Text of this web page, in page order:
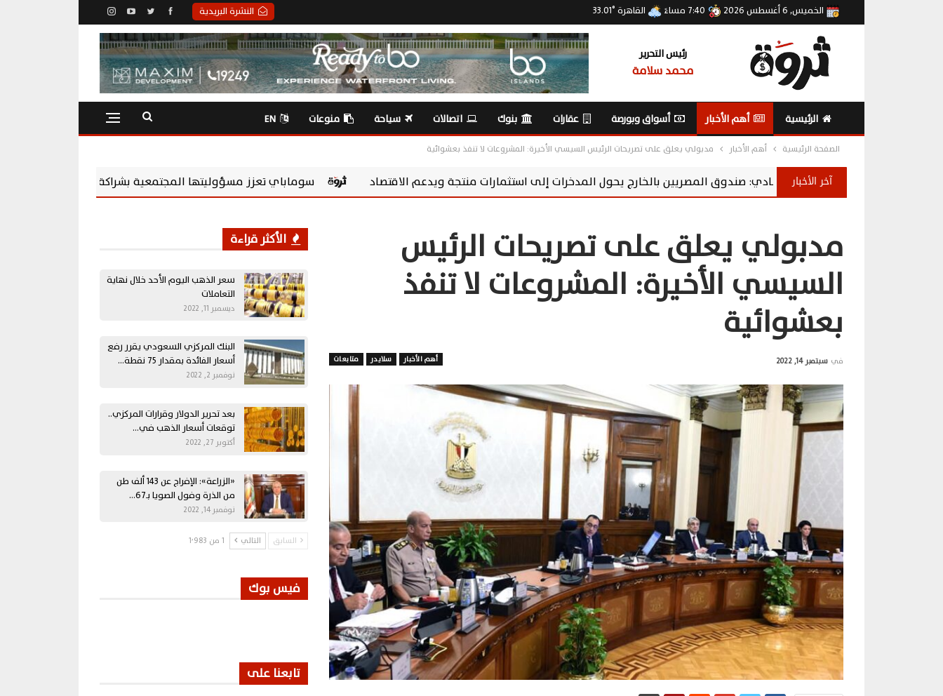
النشرة البريدية الخميس, 6 أغسطس 2026 القاهرة°
33.01
رئيس التحرير
محمد سلامة
الرئيسية أهم الأخبار أسواق وبورصة عقارات بنوك اتصالات سياحة منوعات EN
الصفحة الرئيسية أهم الأخبار مدبولي يعلق على تصريحات الرئيس السيسي الأخيرة: المشروعات لا تنفذ بعشوائية
آخر الأخبار
خبير اقتصادي: صندوق المصريين بالخارج يحول المدخرات إلى استثمارات منتجة ويدعم الاقتصاد سوماباي تعزز مسؤوليتها المجتمعية بشراكة مع Chevening Scholarships لتمكين الشباب المصري
مدبولي يعلق على تصريحات الرئيس
السيسي الأخيرة: المشروعات لا تنفذ
بعشوائية
أهم الأخبار سلايدر متابعات في سبتمبر 14, 2022
الأكثر قراءة
سعر الذهب اليوم الأحد خلال نهاية
التعاملات
ديسمبر 11, 2022
البنك المركزي السعودي يقرر رفع
أسعار الفائدة بمقدار 75 نقطة…
نوفمبر 2, 2022
بعد تحرير الدولار وقرارات المركزي..
توقعات أسعار الذهب في…
أكتوبر 27, 2022
«الزراعة»: الإفراج عن 143 ألف طن
من الذرة وفول الصويا بـ67…
نوفمبر 14, 2022
السابق التالي 1 من 1٬983
فيس بوك
تابعنا على